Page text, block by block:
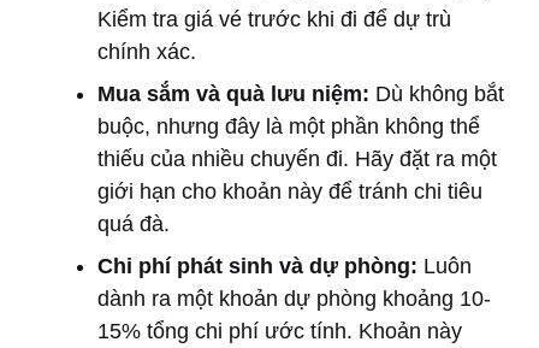
Kiểm tra giá vé trước khi đi để dự trù
chính xác.
Mua sắm và quà lưu niệm: Dù không bắt
buộc, nhưng đây là một phần không thể
thiếu của nhiều chuyến đi. Hãy đặt ra một
giới hạn cho khoản này để tránh chi tiêu
quá đà.
Chi phí phát sinh và dự phòng: Luôn
dành ra một khoản dự phòng khoảng 10-
15% tổng chi phí ước tính. Khoản này